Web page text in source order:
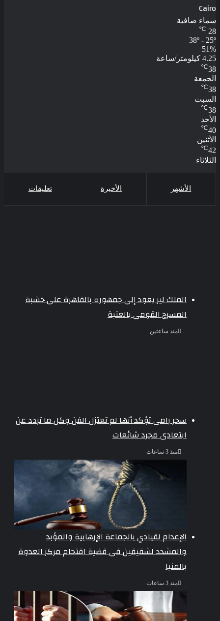
Cairo
سماء صافية
28
℃
38º - 25º
51%
4.25 كيلومتر/ساعة
38
℃
الجمعة
38
℃
السبت
38
℃
الأحد
40
℃
الأثنين
42
℃
الثلاثاء
الأشهر الأخيرة تعليقات
الملك لير يعود إلى جمهوره بالقاهرة على خشبة
المسرح القومى بالعتبة
منذ ساعتين
سحر رامى تؤكد أنها لم تعتزل الفن وكل ما تردد عن
ابتعادى مجرد شائعات
منذ 3 ساعات
الإعدام لقيادي بالجماعة الإرهابية والمؤبد
والمشدد لشقيقين فى قضية اقتحام مركز العدوة
بالمنيا
منذ 3 ساعات